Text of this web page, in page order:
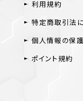
利用規約
特定商取引法
個人情報の保
ポイント規約